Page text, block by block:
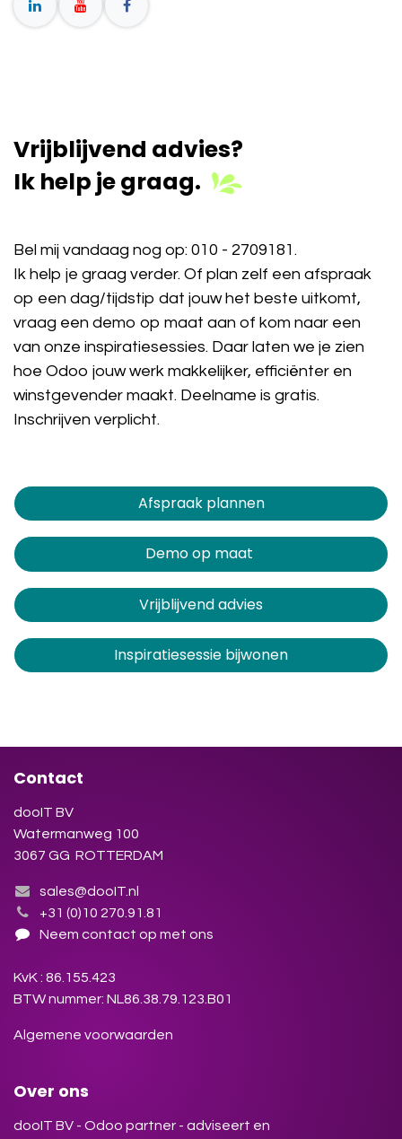
Vrijblijvend advies?
Ik help je graag.
Bel mij vandaag nog op: 010 - 2709181 .
Ik help je graag verder. Of plan zelf een afspraak
op een dag/tijdstip dat jouw het beste uitkomt,
vraag een demo op maat aan of kom naar een
van onze inspiratiesessies. Daar laten we je zien
hoe Odoo jouw werk makkelijker, efficiënter en
winstgevender maakt. Deelname is gratis.
Inschrijven verplicht.
Afspraak plannen​​​​
Demo op maat
Vrijblijvend advies
Inspiratiesessie bijwonen
Contact
dooIT BV
Watermanweg 100
3067 GG ROTTERDAM
sales@dooIT.nl
+31 (0)10 270.91.81
Neem contact op met ons
KvK : 86.155.423
BTW nummer: NL86.38.79.123.B01
Algemene voorwaarden
Over ons
dooIT BV - Odoo partner - adviseert en